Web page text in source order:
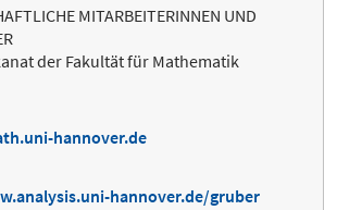
MITARBEITERINNEN UND
der Fakultät für Mathematik
hannover.de
hannover.de/gruber